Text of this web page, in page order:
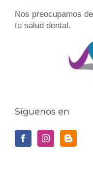
Nos preocupamos
tu salud dental.
Síguenos en